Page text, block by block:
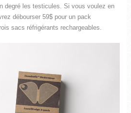
degré les testicules. Si vous voulez en
débourser 59$ pour un pack
sacs réfrigérants rechargeables.